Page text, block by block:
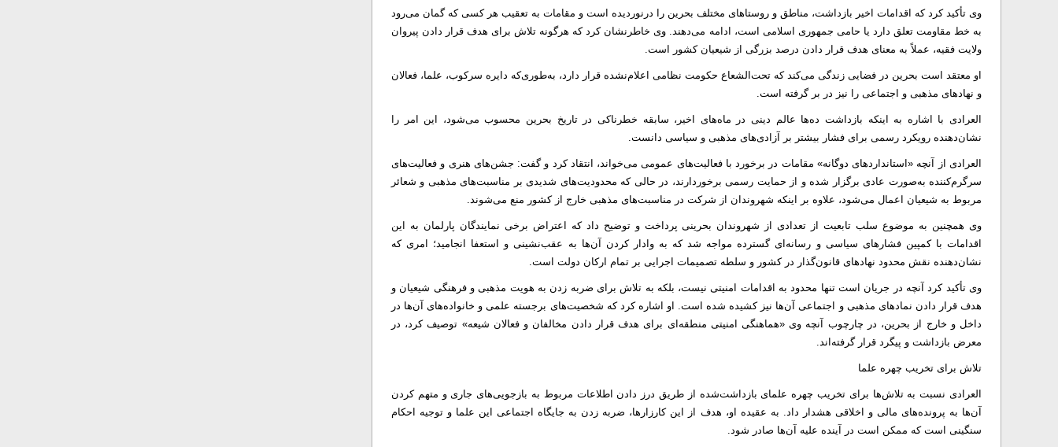
وی تأکید کرد که اقدامات اخیر بازداشت، مناطق و روستاهای مختلف بحرین را درنوردیده است و مقامات به تعقیب هر کسی که گمان می‌رود
به خط مقاومت تعلق دارد یا حامی جمهوری اسلامی است، ادامه می‌دهند. وی خاطرنشان کرد که هرگونه تلاش برای هدف قرار دادن پیروان
ولایت فقیه، عملاً به معنای هدف قرار دادن درصد بزرگی از شیعیان کشور است.
او معتقد است بحرین در فضایی زندگی می‌کند که تحت‌الشعاع حکومت نظامی اعلام‌نشده قرار دارد، به‌طوری‌که دایره سرکوب، علما، فعالان
و نهادهای مذهبی و اجتماعی را نیز در بر گرفته است.
العرادی با اشاره به اینکه بازداشت ده‌ها عالم دینی در ماه‌های اخیر، سابقه خطرناکی در تاریخ بحرین محسوب می‌شود، این امر را
نشان‌دهنده رویکرد رسمی برای فشار بیشتر بر آزادی‌های مذهبی و سیاسی دانست.
العرادی از آنچه «استانداردهای دوگانه» مقامات در برخورد با فعالیت‌های عمومی می‌خواند، انتقاد کرد و گفت: جشن‌های هنری و فعالیت‌های
سرگرم‌کننده به‌صورت عادی برگزار شده و از حمایت رسمی برخوردارند، در حالی که محدودیت‌های شدیدی بر مناسبت‌های مذهبی و شعائر
مربوط به شیعیان اعمال می‌شود، علاوه بر اینکه شهروندان از شرکت در مناسبت‌های مذهبی خارج از کشور منع می‌شوند.
وی همچنین به موضوع سلب تابعیت از تعدادی از شهروندان بحرینی پرداخت و توضیح داد که اعتراض برخی نمایندگان پارلمان به این
اقدامات با کمپین فشارهای سیاسی و رسانه‌ای گسترده مواجه شد که به وادار کردن آن‌ها به عقب‌نشینی و استعفا انجامید؛ امری که
نشان‌دهنده نقش محدود نهادهای قانون‌گذار در کشور و سلطه تصمیمات اجرایی بر تمام ارکان دولت است.
وی تأکید کرد آنچه در جریان است تنها محدود به اقدامات امنیتی نیست، بلکه به تلاش برای ضربه زدن به هویت مذهبی و فرهنگی شیعیان و
هدف قرار دادن نمادهای مذهبی و اجتماعی آن‌ها نیز کشیده شده است. او اشاره کرد که شخصیت‌های برجسته علمی و خانواده‌های آن‌ها در
داخل و خارج از بحرین، در چارچوب آنچه وی «هماهنگی امنیتی منطقه‌ای برای هدف قرار دادن مخالفان و فعالان شیعه» توصیف کرد، در
معرض بازداشت و پیگرد قرار گرفته‌اند.
تلاش برای تخریب چهره علما
العرادی نسبت به تلاش‌ها برای تخریب چهره علمای بازداشت‌شده از طریق درز دادن اطلاعات مربوط به بازجویی‌های جاری و متهم کردن
آن‌ها به پرونده‌های مالی و اخلاقی هشدار داد. به عقیده او، هدف از این کارزارها، ضربه زدن به جایگاه اجتماعی این علما و توجیه احکام
سنگینی است که ممکن است در آینده علیه آن‌ها صادر شود.